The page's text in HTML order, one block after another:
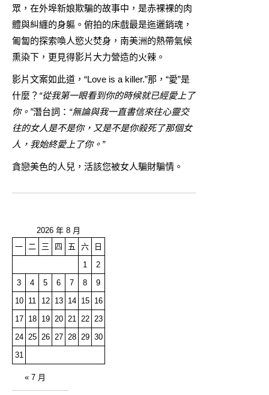
眾，在外埠新娘欺騙的故事中，是赤裸裸的肉
體與糾纏的身軀。俯拍的床戲最是迤邐銷魂，
匍匐的探索喚人慾火焚身，南美洲的熱帶氣候
熏染下，更見得影片大力營造的火辣。
影片文案如此道，“Love is a killer.”那，“愛”是
什麼？ “從我第一眼看到你的時候就已經愛上了
你。”潛台詞： “無論與我一直書信來往心靈交
往的女人是不是你，又是不是你殺死了那個女
人，我始終愛上了你。”
貪戀美色的人兒，活該您被女人騙財騙情。
2026 年 8 月
一
二 三 四 五 六
日
1
2
3
4 5 6 7 8
9
10
11 12 13 14 15
16
17
18 19 20 21 22
23
24
25 26 27 28 29 30
31
« 7 月